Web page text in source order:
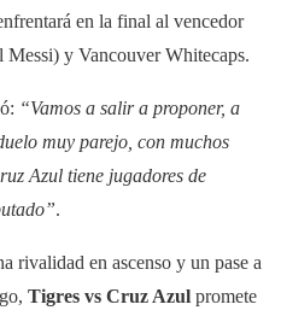
en la final al vencedor
y Vancouver Whitecaps.
“Vamos a salir a proponer, a
muy parejo, con muchos
Azul tiene jugadores de
.
rivalidad en ascenso y un pase a
Tigres vs Cruz Azul promete